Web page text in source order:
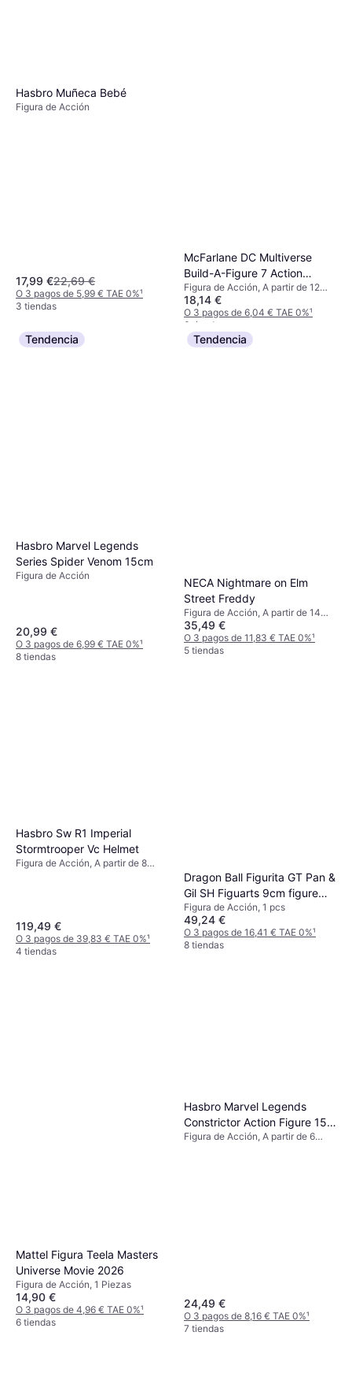
Hasbro Muñeca Bebé
Figura de Acción
17,99 €22,69 €
O 3 pagos de 5,99 € TAE 0%¹
3 tiendas
McFarlane DC Multiverse
Build-A-Figure 7 Action
Figure Wonder Woman
(Endless Winter)
Figura de Acción, A partir de 12
años, 1 pcs
18,14 €
O 3 pagos de 6,04 € TAE 0%¹
3 tiendas
Tendencia
Hasbro Marvel Legends
Series Spider Venom 15cm
Figura de Acción
20,99 €
O 3 pagos de 6,99 € TAE 0%¹
8 tiendas
Tendencia
NECA Nightmare on Elm
Street Freddy
Figura de Acción, A partir de 14
años, 1 pcs
35,49 €
O 3 pagos de 11,83 € TAE 0%¹
5 tiendas
Hasbro Sw R1 Imperial
Stormtrooper Vc Helmet
Figura de Acción, A partir de 8
119,49 €
O 3 pagos de 39,83 € TAE 0%¹
4 tiendas
Dragon Ball Figurita GT Pan &
Gil SH Figuarts 9cm figure
Bandai Figuras 233764
Figura de Acción, 1 pcs
49,24 €
O 3 pagos de 16,41 € TAE 0%¹
8 tiendas
Mattel Figura Teela Masters
Universe Movie 2026
Figura de Acción, 1 Piezas
14,90 €
O 3 pagos de 4,96 € TAE 0%¹
6 tiendas
Hasbro Marvel Legends
Constrictor Action Figure 15
cm
Figura de Acción, A partir de 6
24,49 €
O 3 pagos de 8,16 € TAE 0%¹
7 tiendas